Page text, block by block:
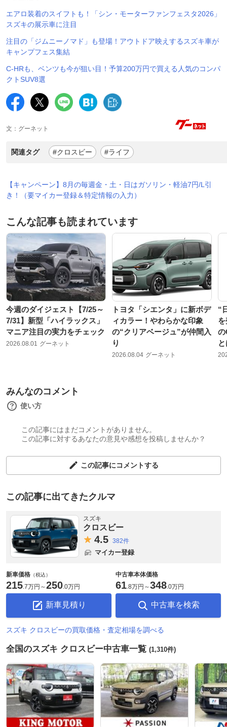
エアロ装着のスイフトも！「シン・モーターファンフェスタ2026」
スズキの展示車に注目
注目の「ジムニーノマド」も登場！アウトドア映えするスズキ車が
キャンプフェス集結
C-HRも、ベンツも今が狙い目！予算200万円で買える人気のコンパ
クトSUV8選
文：グーネット
関連タグ #クロスビー #ライフ
【キャンペーン】8月の毎週金・土・日はガソリン・軽油7円/L引
き！（要マイカー登録＆特定情報の入力）
こんな記事も読まれています
今週のダイジェスト【7/25～
7/31】新型「ハイラックス」
マニア注目の実力をチェック
2026.08.01 グーネット
トヨタ「シエンタ」に新ボデ
ィカラー！やわらかな印象
の“クリアベージュ”が仲間入
り
2026.08.04 グーネット
“
みんなのコメント
使い方
この記事にはまだコメントがありません。
この記事に対するあなたの意見や感想を投稿しませんか？
この記事にコメントする
この記事に出てきたクルマ
スズキ
クロスビー
4.5 382件
マイカー登録
新車価格 （税込）
215.7万円 ～250.0万円
新車見積り
中古車本体価格
61.8万円 ～348.0万円
中古車を検索
スズキ クロスビーの買取価格・査定相場を調べる
全国のスズキ クロスビー中古車一覧 (1,310件)